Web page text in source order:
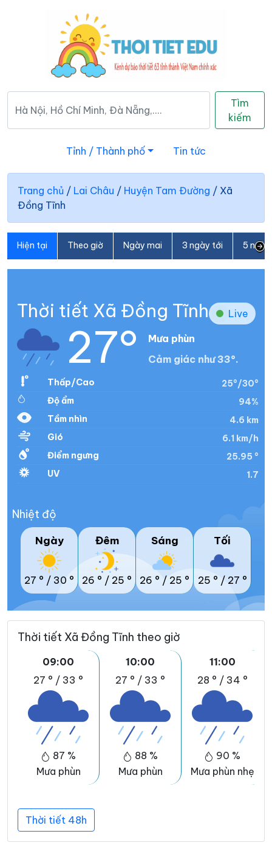
Tìm
kiếm
Tỉnh / Thành phố Tin tức
Trang chủ / Lai Châu / Huyện Tam Đường / Xã
Đồng Tĩnh
Hiện tại Theo giờ Ngày mai 3 ngày tới 5
Thời tiết Xã Đồng Tĩnh Live
27°
Mưa phùn
Cảm giác như 33°.
Thấp/Cao
25°/30°
Độ ẩm
94%
Tầm nhìn
4.6 km
Gió
6.1 km/h
Điểm ngưng
25.95 °
UV
1.7
Nhiệt độ
Ngày
27 ° / 30 °
Đêm
26 ° / 25 °
Sáng
26 ° / 25 °
Tối
25 ° / 27 °
Thời tiết Xã Đồng Tĩnh theo giờ
09:00
27 ° / 33 °
87 %
Mưa phùn
10:00
27 ° / 33 °
88 %
Mưa phùn
11:00
28 ° / 34 °
90 %
Mưa phùn nhẹ
Thời tiết 48h